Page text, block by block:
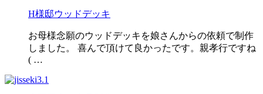
H様邸ウッドデッキ
お母様念願のウッドデッキを娘さんからの依頼で制作
しました。 喜んで頂けて良かったです。親孝行ですね
( …